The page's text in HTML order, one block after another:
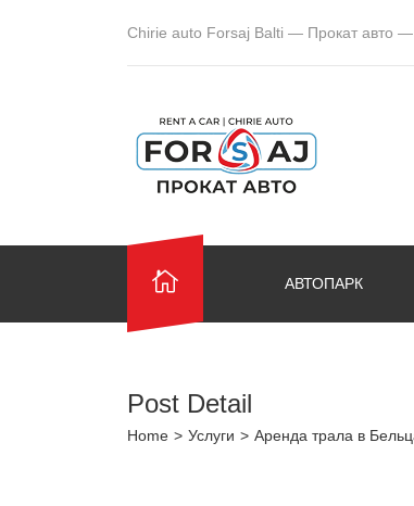
Chirie auto Forsaj Balti — Прокат авто
АВТОПАРК
Post Detail
Home > Услуги > Аренда трала в